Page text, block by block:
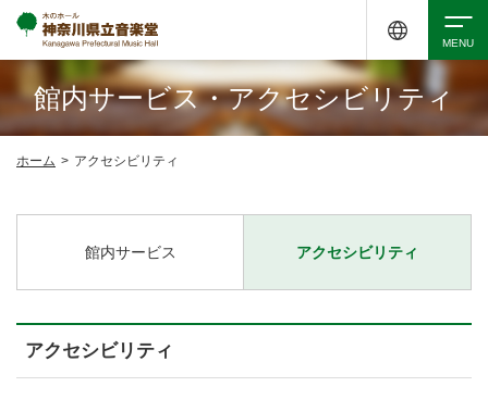
・ イベント一覧
ご来場案内
検索
館内サービス・アクセシビリティ
ホーム > アクセシビリティ
館内サービス アクセシビリティ
アクセシビリティ